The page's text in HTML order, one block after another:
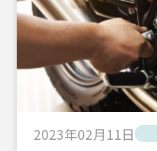
2023年02月11日